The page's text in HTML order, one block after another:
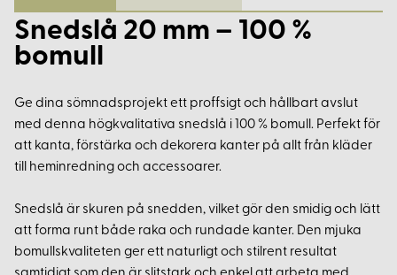
Snedslå 20 mm – 100 %
bomull
Ge dina sömnadsprojekt ett proffsigt och hållbart avslut
med denna högkvalitativa snedslå i 100 % bomull. Perfekt för
att kanta, förstärka och dekorera kanter på allt från kläder
till heminredning och accessoarer.
Snedslå är skuren på snedden, vilket gör den smidig och lätt
att forma runt både raka och rundade kanter. Den mjuka
bomullskvaliteten ger ett naturligt och stilrent resultat